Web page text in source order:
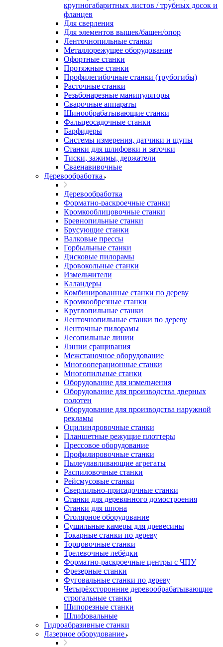
крупногабаритных листов / трубных досок и
фланцев
Для сверления
Для элементов вышек/башен/опор
Ленточнопильные станки
Металлорежущее оборудование
Офортные станки
Протяжные станки
Профилегибочные станки (трубогибы)
Расточные станки
Резьбонарезные манипуляторы
Сварочные аппараты
Шинообрабатывающие станки
Фальцеосадочные станки
Барфидеры
Системы измерения, датчики и щупы
Станки для шлифовки и заточки
Тиски, зажимы, держатели
Cваенавивочные
Деревообработка
Деревообработка
Форматно-раскроечные станки
Кромкооблицовочные станки
Бревнопильные станки
Брусующие станки
Валковые прессы
Горбыльные станки
Дисковые пилорамы
Дровокольные станки
Измельчители
Каландеры
Комбинированные станки по дереву
Кромкообрезные станки
Круглопильные станки
Ленточнопильные станки по дереву
Ленточные пилорамы
Лесопильные линии
Линии сращивания
Межстаночное оборудование
Многооперационные станки
Многопильные станки
Оборудование для измельчения
Оборудование для производства дверных
полотен
Оборудование для производства наружной
рекламы
Оцилиндровочные станки
Планшетные режущие плоттеры
Прессовое оборудование
Профилировочные станки
Пылеулавливающие агрегаты
Распиловочные станки
Рейсмусовые станки
Сверлильно-присадочные станки
Станки для деревянного домостроения
Станки для шпона
Столярное оборудование
Сушильные камеры для древесины
Токарные станки по дереву
Торцовочные станки
Трелевочные лебёдки
Форматно-раскроечные центры с ЧПУ
Фрезерные станки
Фуговальные станки по дереву
Четырёхсторонние деревообрабатывающие
строгальные станки
Шипорезные станки
Шлифовальные
Гидроабразивные станки
Лазерное оборудование